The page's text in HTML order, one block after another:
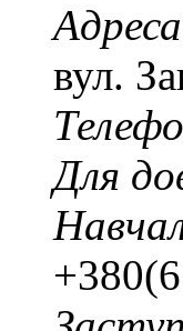
вул.
Для